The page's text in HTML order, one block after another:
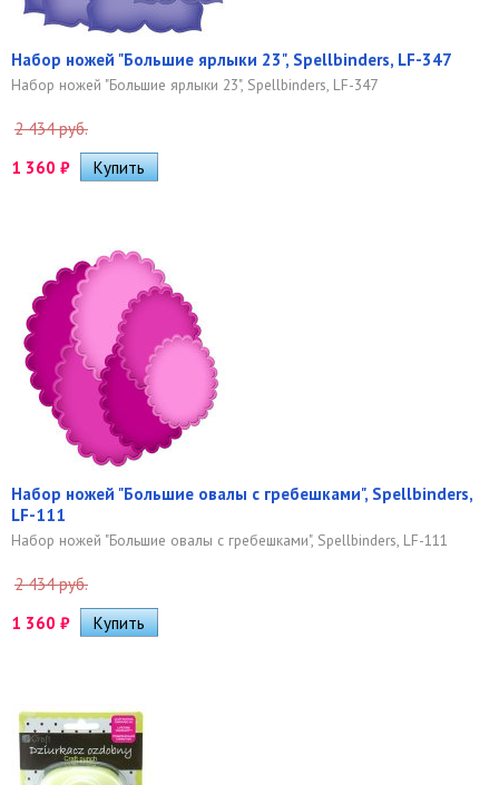
Набор ножей "Большие ярлыки 23", Spellbinders, LF-347
Набор ножей "Большие ярлыки 23", Spellbinders, LF-347
2 434 руб.
1 360 ₽
Набор ножей "Большие овалы с гребешками", Spellbinders,
LF-111
Набор ножей "Большие овалы с гребешками", Spellbinders, LF-111
2 434 руб.
1 360 ₽